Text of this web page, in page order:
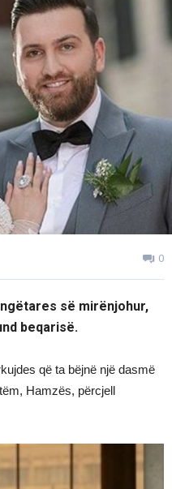
0
së mirënjohur,
beqarisë.
që ta bëjnë një dasmë
Hamzës, përcjell